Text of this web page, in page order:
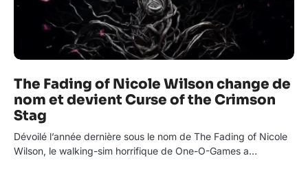
The Fading of Nicole Wilson change de
nom et devient Curse of the Crimson
Stag
Dévoilé l’année dernière sous le nom de The Fading of Nicole
Wilson, le walking-sim horrifique de One-O-Games a…